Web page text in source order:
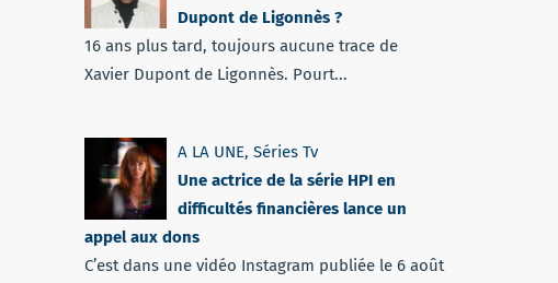
Dupont de Ligonnès ?
16 ans plus tard, toujours aucune trace de
Xavier Dupont de Ligonnès. Pourt...
A LA UNE, Séries Tv
Une actrice de la série HPI en
difficultés financières lance un
appel aux dons
C’est dans une vidéo Instagram publiée le 6 août